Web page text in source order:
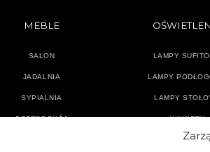
MEBLE
SALON
JADALNIA
SYPIALNIA
PRZEDPOKÓJ
LAMPY
LAMPY
LAMPY
KINKIETY